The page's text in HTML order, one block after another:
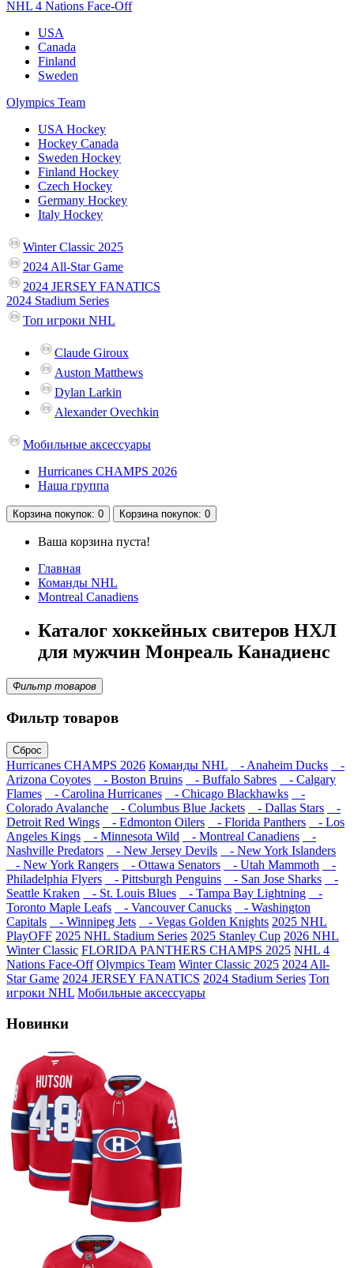
NHL 4 Nations Face-Off
USA
Canada
Finland
Sweden
Olympics Team
USA Hockey
Hockey Canada
Sweden Hockey
Finland Hockey
Czech Hockey
Germany Hockey
Italy Hockey
Winter Classic 2025
2024 All-Star Game
2024 JERSEY FANATICS
2024 Stadium Series
Топ игроки NHL
Claude Giroux
Auston Matthews
Dylan Larkin
Alexander Ovechkin
Мобильные аксессуары
Hurricanes CHAMPS 2026
Наша группа
Корзина покупок: 0 Корзина покупок: 0
Ваша корзина пуста!
Главная
Команды NHL
Montreal Canadiens
Каталог хоккейных свитеров НХЛ
для мужчин Монреаль Канадиенс
Фильтр товаров
Фильтр товаров
Сброс
Hurricanes CHAMPS 2026 Команды NHL - Anaheim Ducks
-
Arizona Coyotes
- Boston Bruins - Buffalo Sabres
- Calgary
Flames
- Carolina Hurricanes - Chicago Blackhawks
-
Colorado Avalanche
- Columbus Blue Jackets - Dallas Stars
-
Detroit Red Wings
- Edmonton Oilers - Florida Panthers
- Los
Angeles Kings
- Minnesota Wild - Montreal Canadiens
-
Nashville Predators
- New Jersey Devils
- New York Islanders
- New York Rangers
- Ottawa Senators - Utah Mammoth
-
Philadelphia Flyers
- Pittsburgh Penguins - San Jose Sharks
-
Seattle Kraken
- St. Louis Blues - Tampa Bay Lightning
-
Toronto Maple Leafs
- Vancouver Canucks
- Washington
Capitals
- Winnipeg Jets - Vegas Golden Knights 2025 NHL
PlayOFF 2025 NHL Stadium Series 2025 Stanley Cup 2026 NHL
Winter Classic FLORIDA PANTHERS CHAMPS 2025 NHL 4
Nations Face-Off Olympics Team Winter Classic 2025 2024 All-
Star Game 2024 JERSEY FANATICS 2024 Stadium Series Топ
игроки NHL Мобильные аксессуары
Новинки